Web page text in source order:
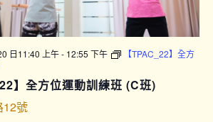
日11:40 上午- 12:55 下午
【TPAC_22】全方
】全方位運動訓練班 (C班)
12號